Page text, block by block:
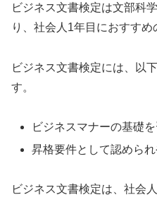
ビジネス文書検定は文部科
り、社会人1年目におすすめ
ビジネス文書検定には、以
す。
ビジネスマナーの基礎
昇格要件として認めら
ビジネス文書検定は、社会